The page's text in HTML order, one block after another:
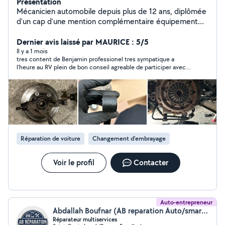
Mécanicien automobile depuis plus de 12 ans, diplômée
d'un cap d'une mention complémentaire équipement
professionnelle automobile je propose tout type de
réparation automobile. Spécialiste moteur puretech et
diesel de chez peugeot Citroën
Dernier avis laissé par MAURICE : 5/5
Il y a 1 mois
tres content de Benjamin professionel tres sympatique a
l'heure au RV plein de bon conseil agreable de participer avec
Réparation de voiture Changement d'embrayage
Voir le profil Contacter
Auto-entrepreneur
Abdallah Boufnar (AB reparation Auto/smartphone)
Réparateur multiservices